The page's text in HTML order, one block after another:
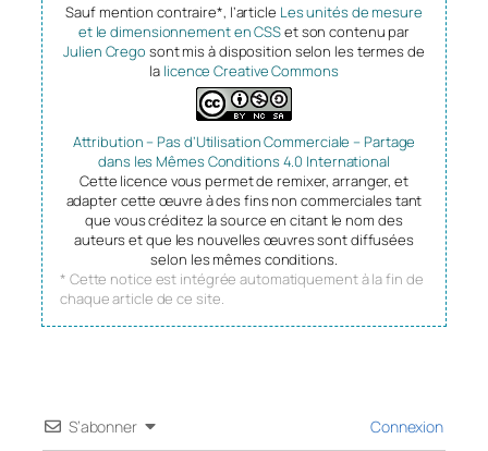
Sauf mention contraire*, l’article Les unités de mesure
et le dimensionnement en CSSet son contenu par
Julien Crego sont mis à disposition selon les termes de
la licence Creative Commons
Attribution – Pas d’Utilisation Commerciale – Partage
dans les Mêmes Conditions 4.0 International
Cette licence vous permet de remixer, arranger, et
adapter cette œuvre à des fins non commerciales tant
que vous créditez la source en citant le nom des
auteurs et que les nouvelles œuvres sont diffusées
selon les mêmes conditions.
* Cette notice est intégrée automatiquement à la fin de
chaque article de ce site.
S’abonner Connexion